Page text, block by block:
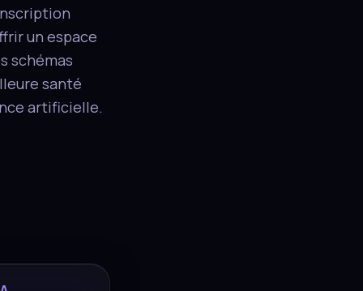
un espace
schémas
santé
artificielle.